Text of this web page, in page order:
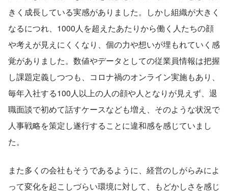
きく成長している実感がありました。しかし組織が大きく
なるにつれ、1000人を超えたあたりから働く人たちの顔
や考えが見えにくくなり、個の力や想いが埋もれていく感
覚がありました。数値やデータとしての従業員情報は把握
し課題定義しつつも、コロナ禍のオンライン実施もあり、
毎年入社する100人以上の人の顔や人となりが見えず、退
職面談で初めて話すケースなども増え、そのような状況で
人事戦略を策定し遂行することに違和感を感じていまし
た。
また多くの会社もそうであるように、経営のしがらみによ
って変化を起こしづらい環境に対して、もどかしさを感じ